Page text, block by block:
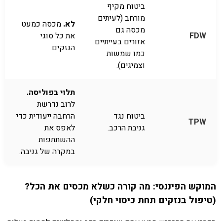
FDW
ביטוח מקיף
מורחב (לעיתים
מכסה גם
אזורים בעייתיים
כמו שמשות
וצמיגים).
לא. מכסה כמעט
את כל סוגי
הנזקים.
TPW
ביטוח נגד
גניבת הרכב.
תלוי בפוליסה.
לרוב נדרשת
הרחבה ייעודית כדי
לאפס את
ההשתתפות
במקרה של גניבה.
המוקש הפיננסי: מה קורה כשלא מכסים את הכל?
(טיפול בנזקים תחת כיסוי חלקי)